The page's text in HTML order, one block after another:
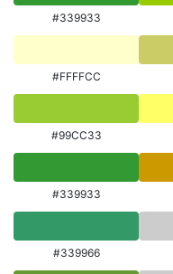
#339933
#FFFFCC
#99CC33
#339933
#339966